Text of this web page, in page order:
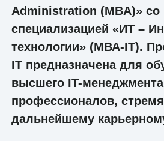
Administration (MBA)» со
специализацией «ИТ –
технологии» (МВА-IT).
IT предназначена для
высшего IT-
профессионалов,
дальнейшему